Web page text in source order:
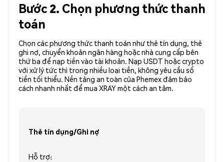
Bước 2. Chọn phương thức thanh
toán
Chọn các phương thức thanh toán như thẻ tín dụng, thẻ
ghi nợ, chuyển khoản ngân hàng hoặc nhà cung cấp bên
thứ ba để nạp tiền vào tài khoản. Nạp USDT hoặc crypto
với xử lý tức thì trong nhiều loại tiền, không yêu cầu số
tiền tối thiểu. Nền tảng an toàn của Phemex đảm bảo
cách nhanh nhất để mua XRAY một cách an tâm.
Thẻ tín dụng/Ghi nợ
Hỗ trợ: